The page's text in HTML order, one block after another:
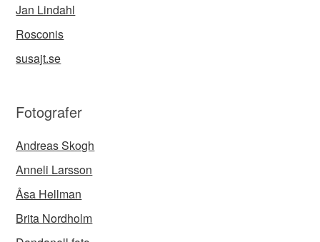
Jan Lindahl
Rosconis
susajt.se
Fotografer
Andreas Skogh
Anneli Larsson
Åsa Hellman
Brita Nordholm